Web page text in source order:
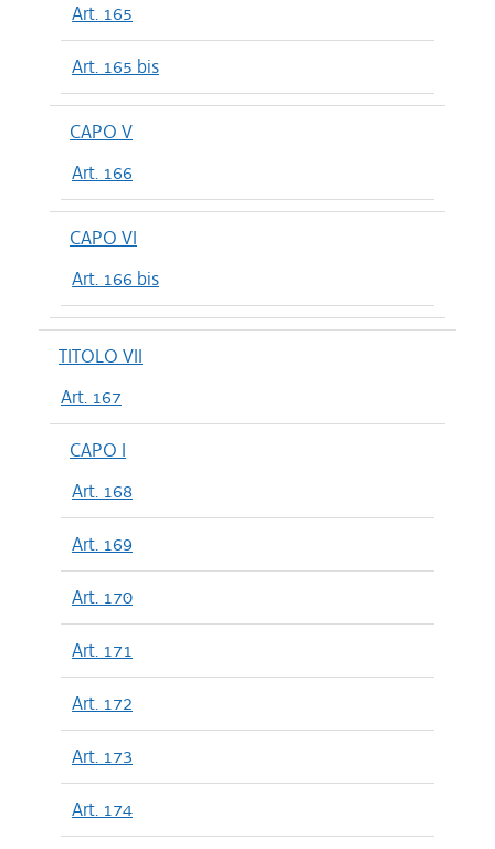
Art. 165
Art. 165 bis
CAPO V
Art. 166
CAPO VI
Art. 166 bis
TITOLO VII
Art. 167
CAPO I
Art. 168
Art. 169
Art. 170
Art. 171
Art. 172
Art. 173
Art. 174